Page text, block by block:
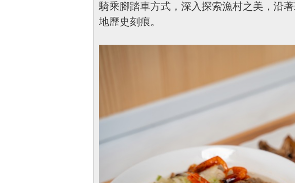
騎乘腳踏車方式，深入探索漁村之美，沿
地歷史刻痕。